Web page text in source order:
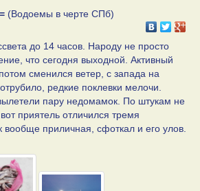
(Водоемы в черте СПб)
до 14 часов. Народу не просто
что сегодня выходной. Активный
сменился ветер, с запада на
редкие поклевки мелочи.
пару недомамок. По штукам не
приятель отличился тремя
вообще приличная, сфоткал и его улов.